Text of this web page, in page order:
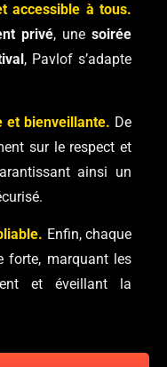
accessible à tous.
privé, une soirée
, Pavlof s’adapte
et bienveillante. De
sur le respect et
ainsi un
Enfin, chaque
forte, marquant les
et éveillant la